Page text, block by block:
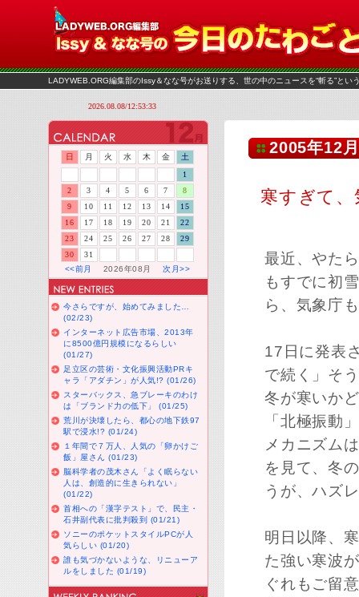
LADYWEB.ORG編集部のIssy＆なな号がお送りする、世の中のニュースを“斬る”と
2005年12
寒すぎて
最近、やた
もすでに初
ら、気象庁
17日に発表
で続く」そ
冬が寒いか
「北極振動
メカニズム
を見て、冬
うが、ハズ
明日以降、
た強い寒波
ぐれもご留
日 月 火 水 木 金
土
1
2
3 4 5 6 7
8
9
10 11 12 13 14
15
16
17 18 19 20 21
22
23
24 25 26 27 28
29
30
31
<<前月
2026年08月次月>>
今さらですが、始めてみました…
(02/23)
インターネット広告市場、2013年
に8500億円規模になるらしい
(01/27)
足立区の芸術・文化振興活動PRキ
ャラ「アダチン」が人気!? (01/26)
スターバックス、急ブレーキのわけ
は「ブランド力の低下」 (01/25)
荒川が決壊したら、都心の地下鉄97
駅で浸水!? (01/24)
１年間で７万人、人気の「卵かけご
飯」屋さん (01/23)
脳科学者の茂木さん「よく眠らない
人は、創造的に生きられない」
(01/22)
首相への「漢字テスト」で、民主・
石井副代表に批判殺到 (01/21)
ソニーのポケットスタイルPCが人
気らしい (01/20)
誰も気づかないような、リニューア
ルをしました (01/19)